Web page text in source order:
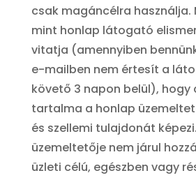
csak magáncélra használja.
mint honlap látogató
vitatja (amennyiben
e-mailben nem értesít a
követő 3 napon belül), hogy
tartalma a honlap
és szellemi tulajdonát
üzemeltetője nem járul
üzleti célú, egészben vagy